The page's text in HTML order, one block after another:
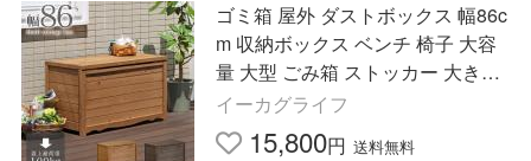
ゴミ箱 屋外 ダストボックス 幅86c
m 収納ボックス ベンチ 椅子 大容
量 大型 ごみ箱 ストッカー 大きい
長方形 gastr (屋外収納 木製 ステイ
ン塗装)
イーカグライフ
15,800円 送料無料